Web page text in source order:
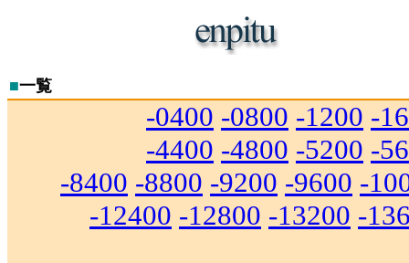
■一覧
-0400 -0800 -1200 -
-4400 -4800 -5200 -
-8400 -8800 -9200 -9600 -
-12400 -12800 -13200 -